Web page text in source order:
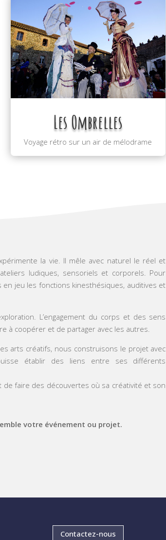
Les Ombrelles
Voyage rétro sur un air de mélodrame
la vie. Il mêle avec naturel le réel et
ludiques, sensoriels et corporels. Pour
jeu les fonctions kinesthésiques, auditives et
L’engagement du corps et des sens
à coopérer et de partager avec les autres.
arts créatifs, nous construisons le projet avec
établir des liens entre ses différents
faire des découvertes où sa créativité et son
votre événement ou projet.
Contactez-nous